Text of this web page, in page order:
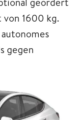
1600 kg.
gegen